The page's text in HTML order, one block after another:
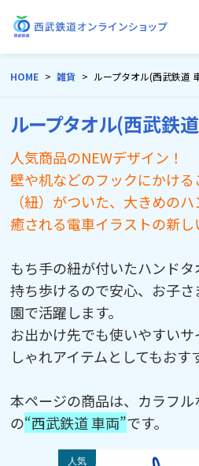
HOME 雑貨 ループタオル(西武鉄道
ループタオル(西武鉄
人気商品のNEWデザイン！
壁や机などのフックにかけ
（紐）がついた、大きめの
癒される電車イラストの新し
もち手の紐が付いたハンド
持ち歩けるので安心、お子
園で活躍します。
お出かけ先でも使いやすい
しゃれアイテムとしてもおす
本ページの商品は、カラフ
の“西武鉄道 車両”です。